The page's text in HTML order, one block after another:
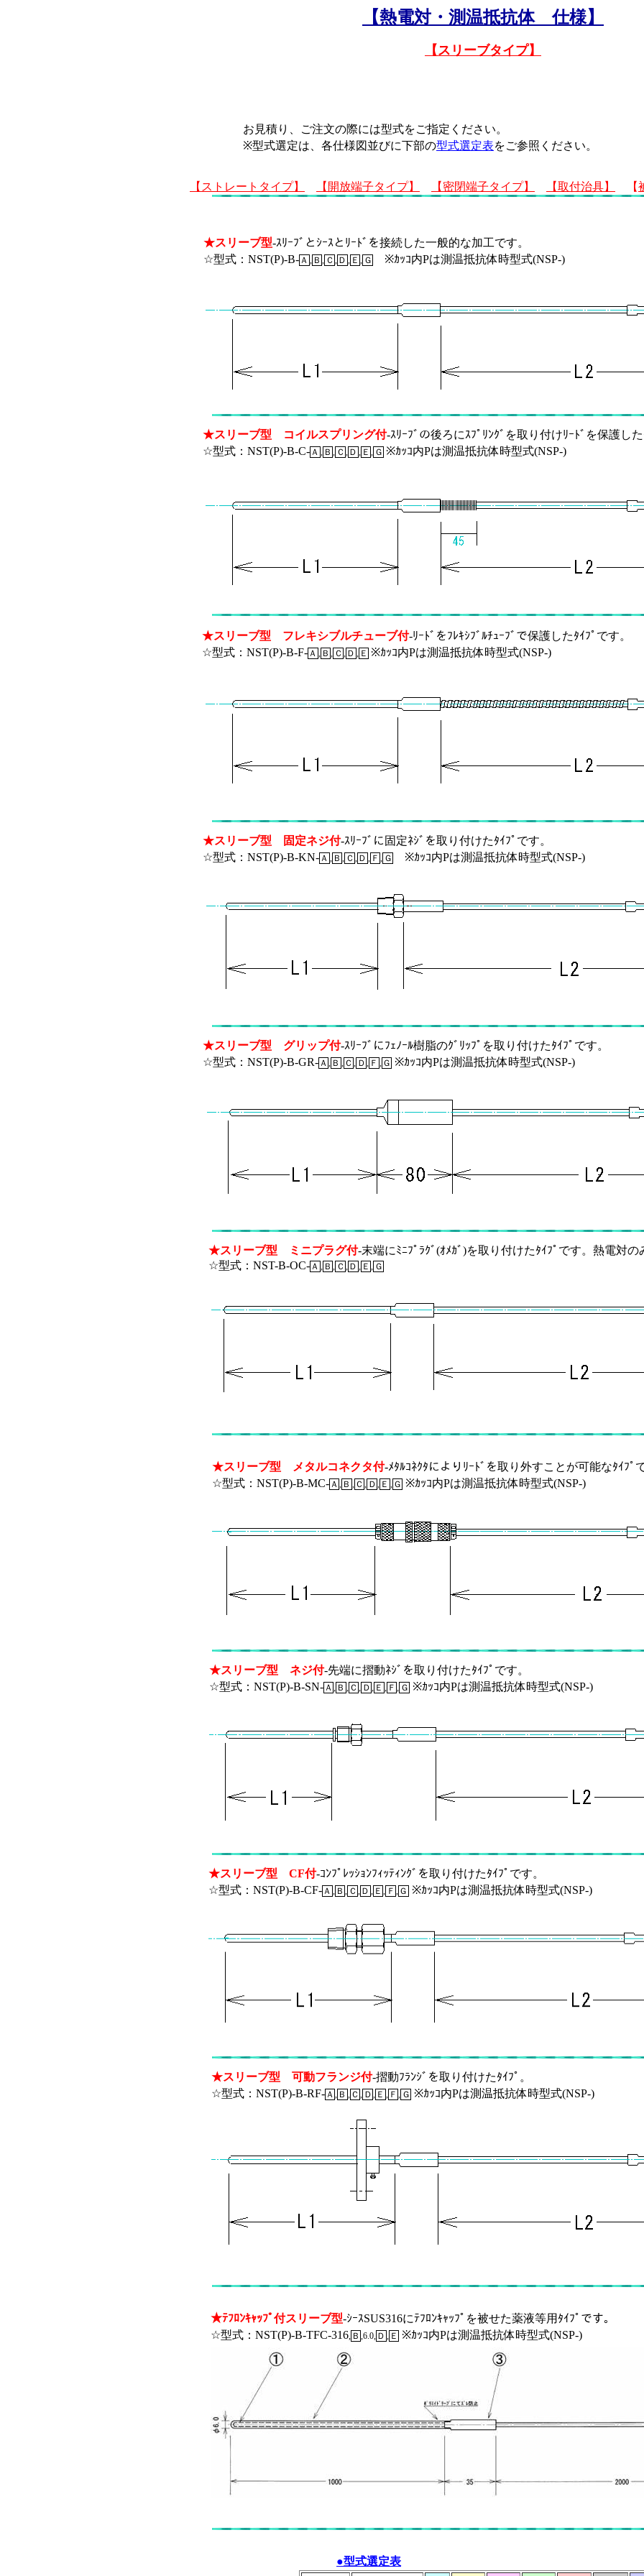
【熱電対・測温抵抗体 仕様】
【スリーブタイプ】
お見積り、ご注文の際には型式をご指定ください。
※型式選定は、各仕様図並びに下部の型式選定表をご参照ください。
【ストレートタイプ】 【開放端子タイプ】 【密閉端子タイプ】 【取付治具】 【
★スリーブ型-ｽﾘｰﾌﾞとｼｰｽとﾘｰﾄﾞを接続した一般的な加工です。
☆型式：NST(P)-B- Ａ , Ｂ , Ｃ , Ｄ , Ｅ , Ｇ ※ｶｯｺ内Pは測温抵抗体時型式(NSP-)
★スリーブ型 コイルスプリング付-ｽﾘｰﾌﾞの後ろにｽﾌﾟﾘﾝｸﾞを取り付けﾘｰﾄﾞを保護し
☆型式：NST(P)-B-C- Ａ , Ｂ , Ｃ , Ｄ , Ｅ , Ｇ ※ｶｯｺ内Pは測温抵抗体時型式(NSP-)
★スリーブ型 フレキシブルチューブ付-ﾘｰﾄﾞをﾌﾚｷｼﾌﾞﾙﾁｭｰﾌﾞで保護したﾀｲﾌﾟです。
☆型式：NST(P)-B-F- Ａ , Ｂ , Ｃ , Ｄ , Ｅ ※ｶｯｺ内Pは測温抵抗体時型式(NSP-)
★スリーブ型 固定ネジ付-ｽﾘｰﾌﾞに固定ﾈｼﾞを取り付けたﾀｲﾌﾟです。
☆型式：NST(P)-B-KN- Ａ , Ｂ , Ｃ , Ｄ , Ｆ , Ｇ ※ｶｯｺ内Pは測温抵抗体時型式(NSP-)
★スリーブ型 グリップ付-ｽﾘｰﾌﾞにﾌｪﾉｰﾙ樹脂のｸﾞﾘｯﾌﾟを取り付けたﾀｲﾌﾟです。
☆型式：NST(P)-B-GR- Ａ , Ｂ , Ｃ , Ｄ , Ｆ , Ｇ ※ｶｯｺ内Pは測温抵抗体時型式(NSP-)
★スリーブ型 ミニプラグ付-末端にﾐﾆﾌﾟﾗｸﾞ(ｵﾒｶﾞ)を取り付けたﾀｲﾌﾟです。熱電対の
☆型式：NST-B-OC- Ａ , Ｂ , Ｃ , Ｄ , Ｅ , Ｇ
★スリーブ型 メタルコネクタ付-ﾒﾀﾙｺﾈｸﾀによりﾘｰﾄﾞを取り外すことが可能なﾀｲﾌﾟ
☆型式：NST(P)-B-MC- Ａ , Ｂ , Ｃ , Ｄ , Ｅ , Ｇ ※ｶｯｺ内Pは測温抵抗体時型式(NSP-)
★スリーブ型 ネジ付-先端に摺動ﾈｼﾞを取り付けたﾀｲﾌﾟです。
☆型式：NST(P)-B-SN- Ａ , Ｂ , Ｃ , Ｄ , Ｅ , Ｆ , Ｇ ※ｶｯｺ内Pは測温抵抗体時型式(NSP-)
★スリーブ型 CF付-ｺﾝﾌﾟﾚｯｼｮﾝﾌｨｯﾃｨﾝｸﾞを取り付けたﾀｲﾌﾟです。
☆型式：NST(P)-B-CF- Ａ , Ｂ , Ｃ , Ｄ , Ｅ , Ｆ , Ｇ ※ｶｯｺ内Pは測温抵抗体時型式(NSP-)
★スリーブ型 可動フランジ付-摺動ﾌﾗﾝｼﾞを取り付けたﾀｲﾌﾟ。
☆型式：NST(P)-B-RF- Ａ , Ｂ , Ｃ , Ｄ , Ｅ , Ｆ , Ｇ ※ｶｯｺ内Pは測温抵抗体時型式(NSP-)
★ﾃﾌﾛﾝｷｬｯﾌﾟ付スリーブ型-ｼｰｽSUS316にﾃﾌﾛﾝｷｬｯﾌﾟを被せた薬液等用ﾀｲﾌﾟです。
☆型式：NST(P)-B-TFC-316, Ｂ ,6.0, Ｄ , Ｅ ※ｶｯｺ内Pは測温抵抗体時型式(NSP-)
●型式選定表